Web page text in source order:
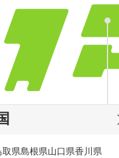
取県島根県山口県香川県
仕事を一部ご紹介
売のお仕事を数多く取り揃
事の一部をご紹介します。